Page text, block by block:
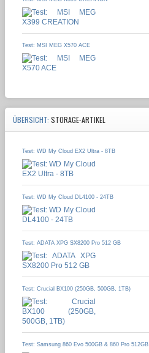
Test: MSI MEG X570 ACE
ÜBERSICHT: STORAGE-ARTIKEL
Test: WD My Cloud EX2 Ultra - 8TB
Test: WD My Cloud DL4100 - 24TB
Test: ADATA XPG SX8200 Pro 512 GB
Test: Crucial BX100 (250GB, 500GB, 1TB)
Test: Samsung 860 Evo 500GB & 860 Pro 512GB